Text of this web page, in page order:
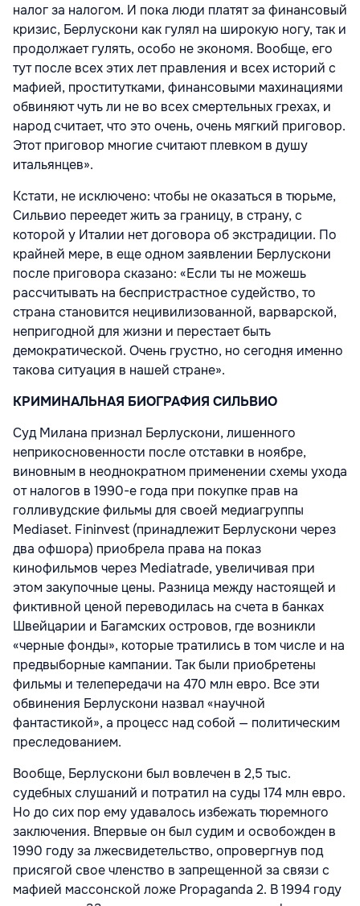
налог за налогом. И пока люди платят за финансовый
кризис, Берлускони как гулял на широкую ногу, так и
продолжает гулять, особо не экономя. Вообще, его
тут после всех этих лет правления и всех историй с
мафией, проститутками, финансовыми махинациями
обвиняют чуть ли не во всех смертельных грехах, и
народ считает, что это очень, очень мягкий приговор.
Этот приговор многие считают плевком в душу
итальянцев».
Кстати, не исключено: чтобы не оказаться в тюрьме,
Сильвио переедет жить за границу, в страну, с
которой у Италии нет договора об экстрадиции. По
крайней мере, в еще одном заявлении Берлускони
после приговора сказано: «Если ты не можешь
рассчитывать на беспристрастное судейство, то
страна становится нецивилизованной, варварской,
непригодной для жизни и перестает быть
демократической. Очень грустно, но сегодня именно
такова ситуация в нашей стране».
КРИМИНАЛЬНАЯ БИОГРАФИЯ СИЛЬВИО
Суд Милана признал Берлускони, лишенного
неприкосновенности после отставки в ноябре,
виновным в неоднократном применении схемы ухода
от налогов в 1990-е года при покупке прав на
голливудские фильмы для своей медиагруппы
Mediaset. Fininvest (принадлежит Берлускони через
два офшора) приобрела права на показ
кинофильмов через Mediatrade, увеличивая при
этом закупочные цены. Разница между настоящей и
фиктивной ценой переводилась на счета в банках
Швейцарии и Багамских островов, где возникли
«черные фонды», которые тратились в том числе и на
предвыборные кампании. Так были приобретены
фильмы и телепередачи на 470 млн евро. Все эти
обвинения Берлускони назвал «научной
фантастикой», а процесс над собой — политическим
преследованием.
Вообще, Берлускони был вовлечен в 2,5 тыс.
судебных слушаний и потратил на суды 174 млн евро.
Но до сих пор ему удавалось избежать тюремного
заключения. Впервые он был судим и освобожден в
1990 году за лжесвидетельство, опровергнув под
присягой свое членство в запрещенной за связи с
мафией массонской ложе Propaganda 2. В 1994 году